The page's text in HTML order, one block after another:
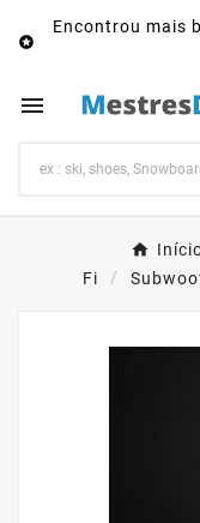

Encontrou mais

Fi